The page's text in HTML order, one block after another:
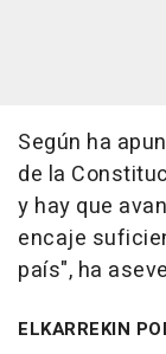
Según ha
de la
y hay que
encaje
país", ha
ELKARREKIN